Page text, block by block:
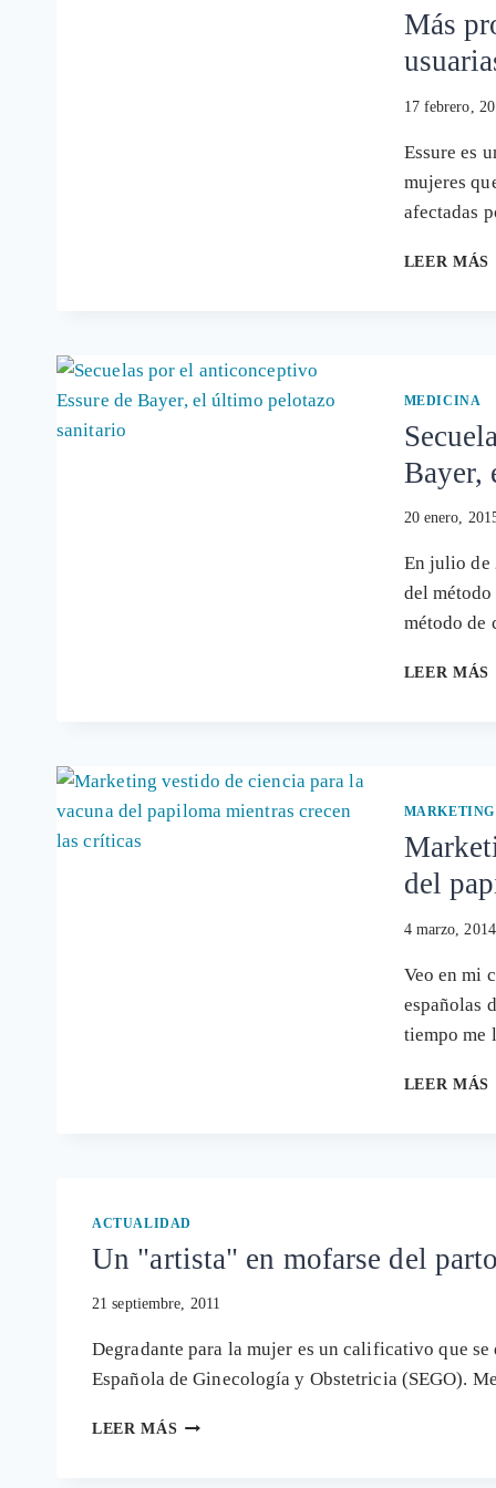
Más
17 febrero,
Essure es
mujeres
afectadas
LEER MÁS
MEDICINA
Bayer,
20 enero,
En julio de
del
método
LEER MÁS
del
4 marzo, 2014
Veo en mi
españolas
tiempo
LEER MÁS
ACTUALIDAD
Un "artista" en mofarse del parto
21 septiembre, 2011
Degradante para la mujer es un calificativo que
Española de Ginecología y Obstetricia (SEGO).
LEER MÁS UN